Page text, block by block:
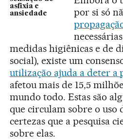
asfixia e
ansiedade
por si só
medidas higiênicas e de
social), existe um
utilização ajuda a deter a
afetou mais de 15,5
mundo todo. Estas são
que circulam sobre o uso
certezas que a pesquisa
sobre elas.